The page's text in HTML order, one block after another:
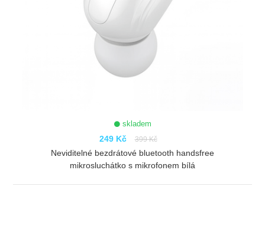
skladem
249 Kč 399 Kč
Neviditelné bezdrátové bluetooth handsfree
mikrosluchátko s mikrofonem bílá